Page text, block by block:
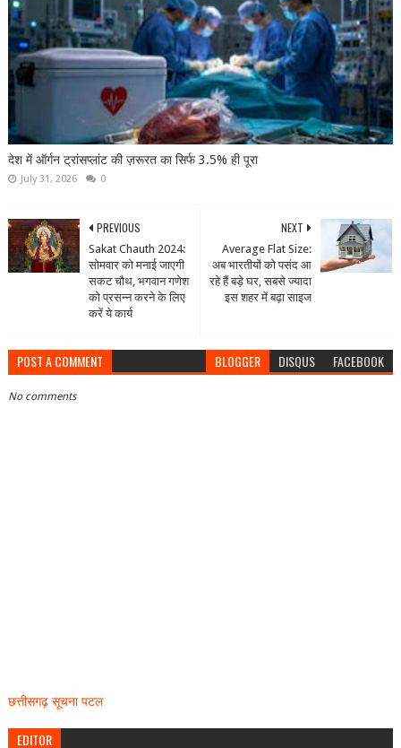
देश में ऑर्गन ट्रांसप्लांट की ज़रूरत का सिर्फ 3.5% ही पूरा
July 31, 2026 0
NEXT
Average Flat Size:
अब भारतीयों को पसंद आ
रहे हैं बड़े घर, सबसे ज्यादा
इस शहर में बढ़ा साइज
PREVIOUS
Sakat Chauth 2024:
सोमवार को मनाई जाएगी
सकट चौथ, भगवान गणेश
को प्रसन्न करने के लिए
करें ये कार्य
POST A COMMENT BLOGGER DISQUS FACEBOOK
No comments
छत्तीसगढ़ सूचना पटल
EDITOR